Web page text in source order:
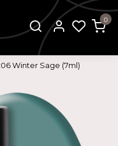
0
Winter Sage (7ml)